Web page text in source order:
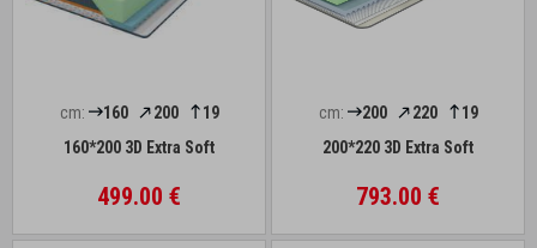
cm: 160 200
19
160*200 3D Extra Soft
499.00 €
cm: 200 220
19
200*220 3D Extra Soft
793.00 €